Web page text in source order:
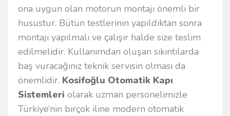
ona uygun olan motorun montajı önemli bir
husustur. Bütün testlerinin yapıldıktan sonra
montajı yapılmalı ve çalışır halde size teslim
edilmelidir. Kullanımdan oluşan sıkıntılarda
baş vuracağınız teknik servisin olması da
önemlidir. Kosifoğlu Otomatik Kapı
Sistemleri olarak uzman personelimizle
Türkiye’nin birçok iline modern otomatik